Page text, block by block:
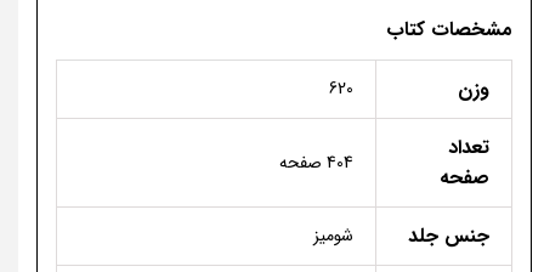
مشخصات کتاب
وزن
620
تعداد
صفحه
404 صفحه
جنس جلد شومیز